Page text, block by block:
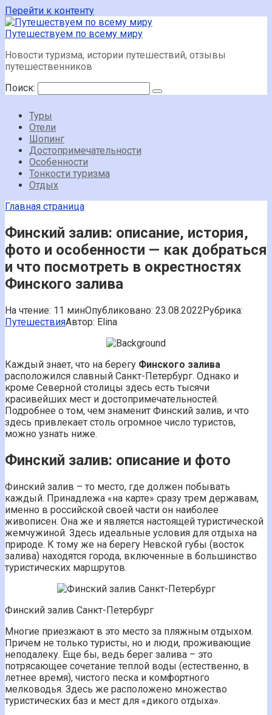
Перейти к контенту
Путешествуем по всему миру
Новости туризма, истории путешествий, отзывы
путешественников
Поиск:
Туры
Отели
Шопинг
Достопримечательности
Особенности
Тонкости туризма
Отдых
Главная страница
Финский залив: описание, история,
фото и особенности — как добраться
и что посмотреть в окрестностях
Финского залива
На чтение: 11 минОпубликовано: 23.08.2022Рубрика:
ПутешествияАвтор: Elina
Каждый знает, что на берегу Финского залива
расположился славный Санкт-Петербург. Однако и
кроме Северной столицы здесь есть тысячи
красивейших мест и достопримечательностей.
Подробнее о том, чем знаменит Финский залив, и что
здесь привлекает столь огромное число туристов,
можно узнать ниже.
Финский залив: описание и фото
Финский залив – то место, где должен побывать
каждый. Принадлежа «на карте» сразу трем державам,
именно в российской своей части он наиболее
живописен. Она же и является настоящей туристической
жемчужиной. Здесь идеальные условия для отдыха на
природе. К тому же на берегу Невской губы (восток
залива) находятся города, включенные в большинство
туристических маршрутов.
Финский залив Санкт-Петербург
Многие приезжают в это место за пляжным отдыхом.
Причем не только туристы, но и люди, проживающие
неподалеку. Еще бы, ведь берег залива – это
потрясающее сочетание теплой воды (естественно, в
летнее время), чистого песка и комфортного
мелководья. Здесь же расположено множество
туристических баз и мест для «дикого отдыха».